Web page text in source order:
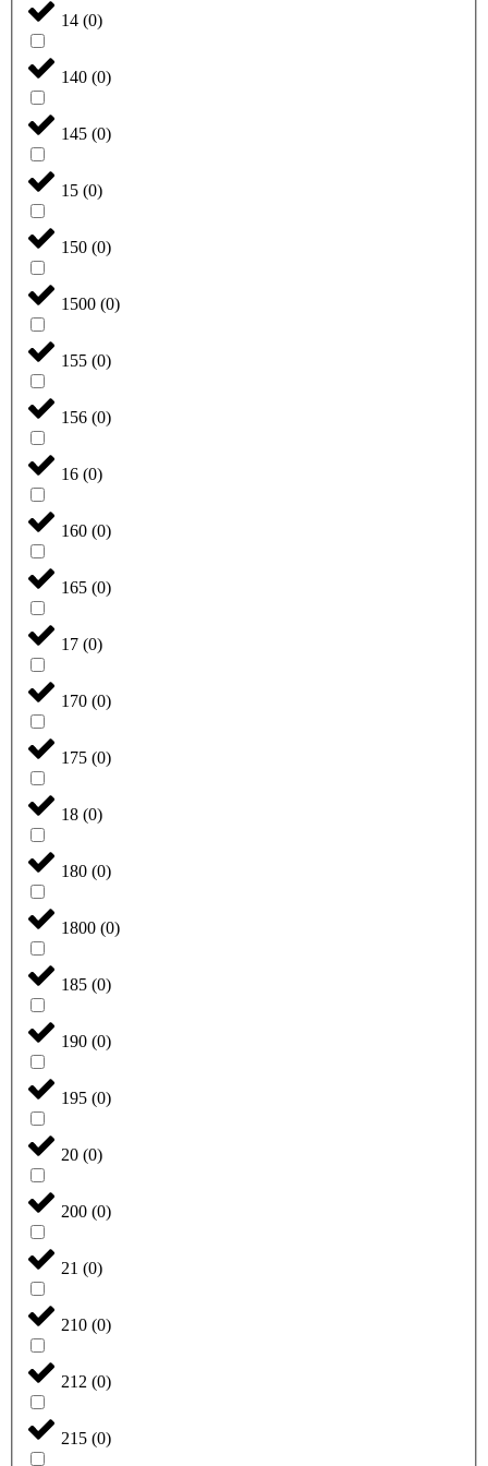
14 (0)
140 (0)
145 (0)
15 (0)
150 (0)
1500 (0)
155 (0)
156 (0)
16 (0)
160 (0)
165 (0)
17 (0)
170 (0)
175 (0)
18 (0)
180 (0)
1800 (0)
185 (0)
190 (0)
195 (0)
20 (0)
200 (0)
21 (0)
210 (0)
212 (0)
215 (0)